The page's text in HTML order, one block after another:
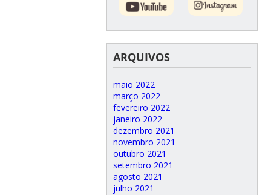
ARQUIVOS
maio 2022
março 2022
fevereiro 2022
janeiro 2022
dezembro 2021
novembro 2021
outubro 2021
setembro 2021
agosto 2021
julho 2021